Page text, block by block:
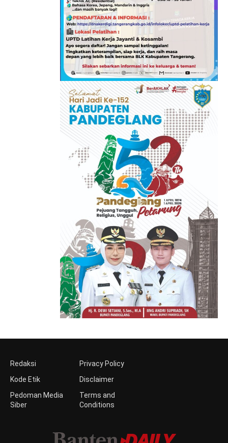
Redaksi
Kode Etik
Pedoman Media
Siber
Privacy Policy
Disclaimer
Terms and
Conditions